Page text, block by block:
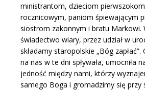
ministrantom, dzieciom
rocznicowym, paniom śpiewającym
siostrom zakonnym i bratu Markowi.
świadectwo wiary, przez udział w
składamy staropolskie „Bóg zapłać”.
na nas w te dni spływała, umocniła
jedność między nami, którzy
samego Boga i gromadzimy się przy